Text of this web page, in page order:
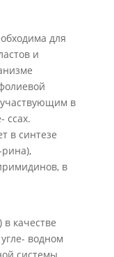
для
и
в
ссах.
в синтезе
в
качестве
водном